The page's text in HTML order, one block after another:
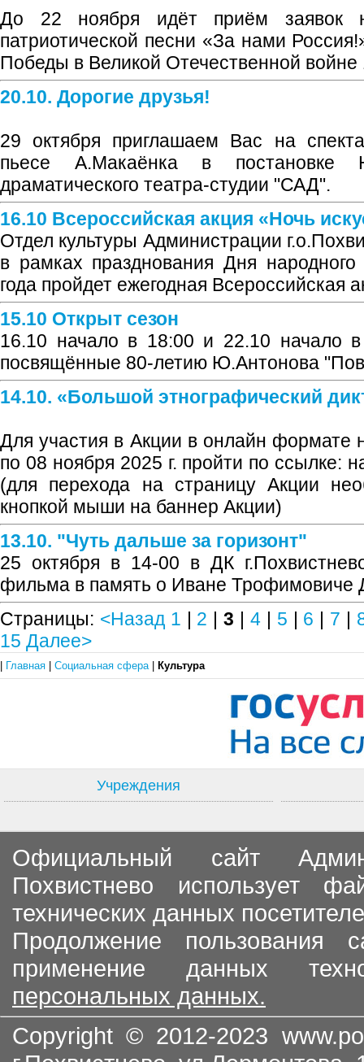
До 22 ноября идёт приём заявок
патриотической песни «За нами
Победы в Великой Отечественной войне
20.10. Дорогие друзья!
29 октября приглашаем Вас на
пьесе А.Макаёнка в постановке
драматического театра-студии "САД".
16.10 Всероссийская акция «Ночь
Отдел культуры Администрации
в рамках празднования Дня
года пройдет ежегодная Всероссийская
15.10 Открыт сезон
16.10 начало в 18:00 и 22.10 начало
посвящённые 80-летию Ю.Антонова
14.10. «Большой этнографический
Для участия в Акции в онлайн формате
по 08 ноября 2025 г. пройти по ссылке:
(для перехода на страницу Акции
кнопкой мыши на баннер Акции)
13.10. "Чуть дальше за горизонт"
25 октября в 14-00 в ДК
фильма в память о Иване Трофимовиче
Страницы: <Назад 1 | 2 |3 | 4| 5 | 6 | 7 |
15 Далее>
Главная Социальная сфера Культура
Учреждения
Официальный сайт
Похвистнево использует
технических данных
Продолжение пользования
применение данных
персональных данных.
Copyright © 2012-2023